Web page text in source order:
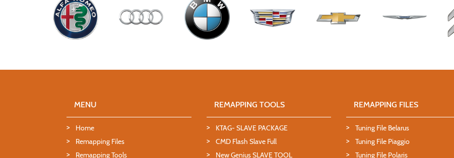
MENU
Home
Remapping Files
Remapping Tools
REMAPPING TOOLS
KTAG- SLAVE PACKAGE
CMD Flash Slave Full
New Genius SLAVE TOOL
REMAPPING FILES
Tuning File Belarus
Tuning File Piaggio
Tuning File Polaris